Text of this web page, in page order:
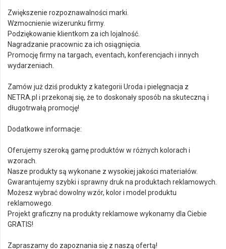
Zwiększenie rozpoznawalności marki.
Wzmocnienie wizerunku firmy.
Podziękowanie klientkom za ich lojalność.
Nagradzanie pracownic za ich osiągnięcia.
Promocję firmy na targach, eventach, konferencjach i innych
wydarzeniach.
Zamów już dziś produkty z kategorii Uroda i pielęgnacja z
NETRA.pl i przekonaj się, że to doskonały sposób na skuteczną i
długotrwałą promocję!
Dodatkowe informacje:
Oferujemy szeroką gamę produktów w różnych kolorach i
wzorach.
Nasze produkty są wykonane z wysokiej jakości materiałów.
Gwarantujemy szybki i sprawny druk na produktach reklamowych.
Możesz wybrać dowolny wzór, kolor i model produktu
reklamowego.
Projekt graficzny na produkty reklamowe wykonamy dla Ciebie
GRATIS!
Zapraszamy do zapoznania się z naszą ofertą!